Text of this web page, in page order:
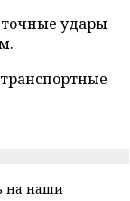
точные удары
транспортные
на наши